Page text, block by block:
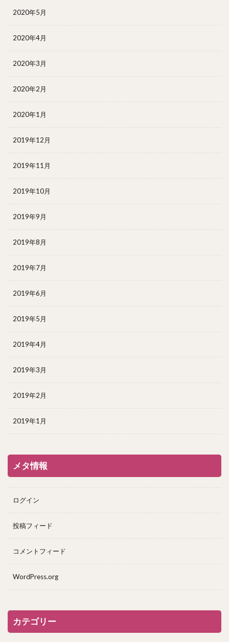
2020年5月
2020年4月
2020年3月
2020年2月
2020年1月
2019年12月
2019年11月
2019年10月
2019年9月
2019年8月
2019年7月
2019年6月
2019年5月
2019年4月
2019年3月
2019年2月
2019年1月
メタ情報
ログイン
投稿フィード
コメントフィード
WordPress.org
カテゴリー